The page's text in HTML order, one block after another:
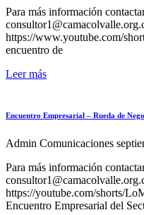
Para más información
https://www.youtube.com/
encuentro de
Leer más
Encuentro Empresarial – Rueda de
Admin Comunicaciones
Para más información
https://youtube.com/shorts/
Encuentro Empresarial del